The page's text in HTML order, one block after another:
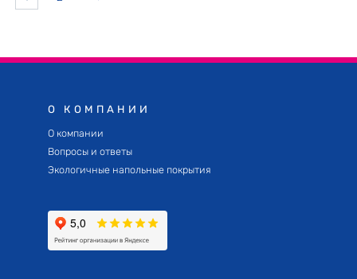
О КОМПАНИИ
О компании
Вопросы и ответы
Экологичные напольные покрытия